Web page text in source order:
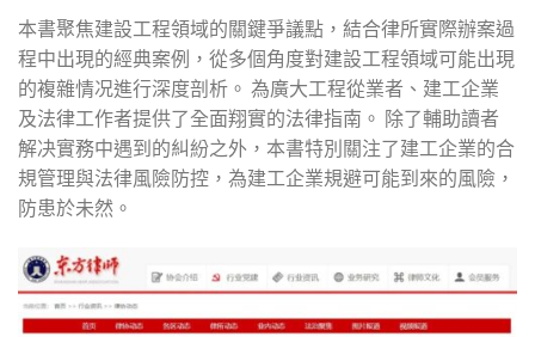
本書聚焦建設工程領域的關鍵爭議點，結合律所實際辦案過
程中出現的經典案例，從多個角度對建設工程領域可能出現
的複雜情况進行深度剖析。 為廣大工程從業者、建工企業
及法律工作者提供了全面翔實的法律指南。 除了輔助讀者
解决實務中遇到的糾紛之外，本書特別關注了建工企業的合
規管理與法律風險防控，為建工企業規避可能到來的風險，
防患於未然。